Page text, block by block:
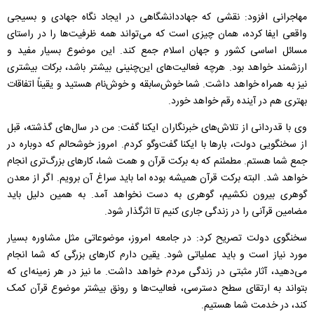
مهاجرانی افزود: نقشی که جهاددانشگاهی در ایجاد نگاه جهادی و بسیجی
واقعی ایفا کرده، همان چیزی است که می‌تواند همه ظرفیت‌ها را در راستای
مسائل اساسی کشور و جهان اسلام جمع کند. این موضوع بسیار مفید و
ارزشمند خواهد بود. هرچه فعالیت‌های این‌چنینی بیشتر باشد، برکات بیشتری
نیز به همراه خواهد داشت. شما خوش‌سابقه و خوش‌نام هستید و یقیناً اتفاقات
بهتری هم در آینده رقم خواهد خورد.
وی با قدردانی از تلاش‌های خبرنگاران ایکنا گفت: من در سال‌های گذشته، قبل
از سخنگویی دولت، بارها با ایکنا گفت‌وگو کردم. امروز خوشحالم که دوباره در
جمع شما هستم. مطمئنم که به برکت قرآن و همت شما، کارهای بزرگ‌تری انجام
خواهد شد. البته برکت قرآن همیشه بوده اما باید سراغ آن برویم. اگر از معدن
گوهری بیرون نکشیم، گوهری به دست نخواهد آمد. به همین دلیل باید
مضامین قرآنی را در زندگی جاری کنیم تا اثرگذار شود.
سخنگوی دولت تصریح کرد: در جامعه امروز، موضوعاتی مثل مشاوره بسیار
مورد نیاز است و باید عملیاتی شود. یقین دارم کارهای بزرگی که شما انجام
می‌دهید، آثار مثبتی در زندگی مردم خواهد داشت. ما نیز در هر زمینه‌ای که
بتواند به ارتقای سطح دسترسی، فعالیت‌ها و رونق بیشتر موضوع قرآن کمک
کند، در خدمت شما هستیم.